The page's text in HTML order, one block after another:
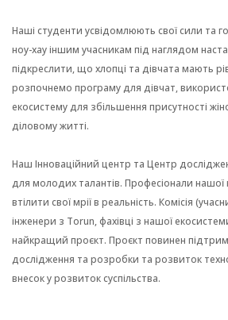
Наші студенти усвідомлюють свої сили та
ноу-хау іншим учасникам під наглядом
підкреслити, що хлопці та дівчата мають
розпочнемо програму для дівчат,
екосистему для збільшення присутності
діловому житті.
Наш Інноваційний центр та Центр
для молодих талантів. Професіонали
втілити свої мрії в реальність. Комісія
інженери з Torun, фахівці з нашої
найкращий проєкт. Проєкт повинен
дослідження та розробки та розвиток
внесок у розвиток суспільства.